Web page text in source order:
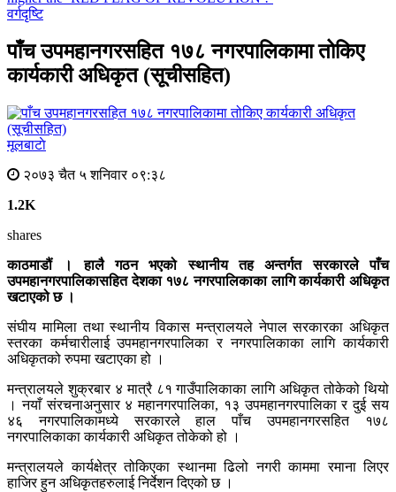
वर्गदृष्टि
पाँच उपमहानगरसहित १७८ नगरपालिकामा तोकिए
कार्यकारी अधिकृत (सूचीसहित)
मूलबाटाे
२०७३ चैत ५ शनिवार ०९:३८
1.2K
shares
काठमाडौं । हालै गठन भएको स्थानीय तह अन्तर्गत सरकारले पाँच
उपमहानगरपालिकासहित देशका १७८ नगरपालिकाका लागि कार्यकारी अधिकृत
खटाएको छ ।
संघीय मामिला तथा स्थानीय विकास मन्त्रालयले नेपाल सरकारका अधिकृत
स्तरका कर्मचारीलाई उपमहानगरपालिका र नगरपालिकाका लागि कार्यकारी
अधिकृतको रुपमा खटाएका हो ।
मन्त्रालयले शुक्रबार ४ मात्रै ८१ गाउँपालिकाका लागि अधिकृत तोकेको थियो
। नयाँ संरचनाअनुसार ४ महानगरपालिका, १३ उपमहानगरपालिका र दुई सय
४६ नगरपालिकामध्ये सरकारले हाल पाँच उपमहानगरसहित १७८
नगरपालिकाका कार्यकारी अधिकृत तोकेको हो ।
मन्त्रालयले कार्यक्षेत्र तोकिएका स्थानमा ढिलो नगरी काममा रमाना लिएर
हाजिर हुन अधिकृतहरुलाई निर्देशन दिएको छ ।